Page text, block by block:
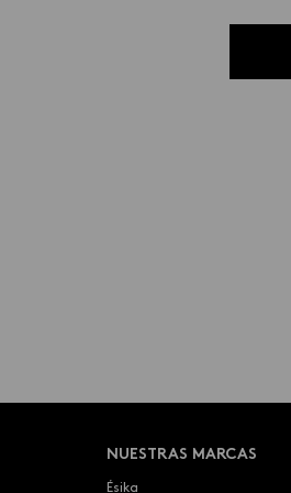
NUESTRAS MARCAS
Ésika